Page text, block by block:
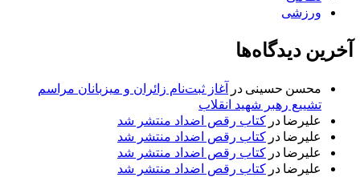
ورزشی
آخرین دیدگاه‌ها
محسن حسینی در آغاز ثبت‌نام زائران و میزبانان مراسم
تشییع رهبر شهید انقلاب
علیرضا در کتاب رقص اضداد منتشر شد
علیرضا در کتاب رقص اضداد منتشر شد
علیرضا در کتاب رقص اضداد منتشر شد
علیرضا در کتاب رقص اضداد منتشر شد